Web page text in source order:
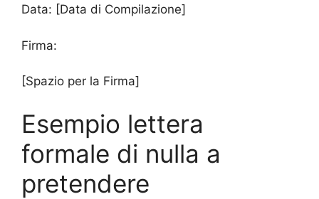
Data: [Data di Compilazione]
Firma:
[Spazio per la Firma]
Esempio lettera
formale di nulla a
pretendere